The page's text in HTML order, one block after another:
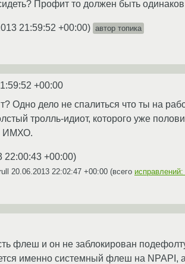
Профит то должен быть
21:59:52 +00:00) автор топика
+00:00
Одно дело не спалиться что ты на
тролль-идиот, которого уже
ИМХО.
22:00:43 +00:00)
20.06.2013 22:02:47 +00:00 (всего исправлений:
флеш и он не заблокирован
именно системный флеш на NPAPI,